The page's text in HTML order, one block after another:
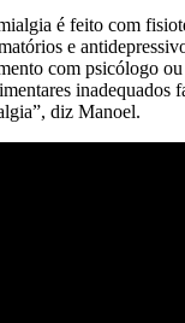
é feito com
e
com psicólogo
inadequados
diz Manoel.